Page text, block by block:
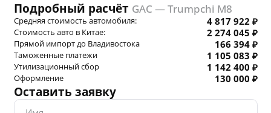
Подробный расчёт GAC — Trumpchi M8
Средняя стоимость автомобиля: 4 817 922 ₽
Стоимость авто в Китае: 2 274 045 ₽
Прямой импорт до Владивостока 166 394 ₽
Таможенные платежи 1 105 083 ₽
Утилизационный сбор 1 142 400 ₽
Оформление 130 000 ₽
Оставить заявку